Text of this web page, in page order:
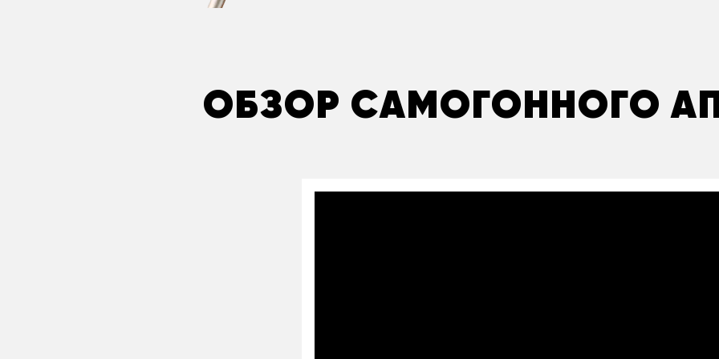
ОБЗОР САМОГОННОГО